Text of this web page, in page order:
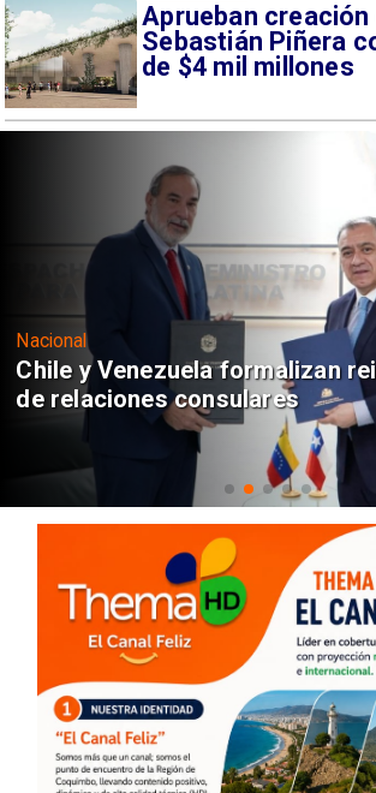
Aprueban creación
Sebastián Piñera
de $4 mil millones
Nacional
Chile y Venezuela formalizan
de relaciones consulares